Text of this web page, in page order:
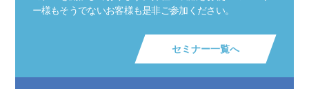
ー様もそうでないお客様も是非ご参加ください。
セミナー一覧へ